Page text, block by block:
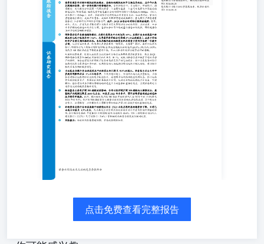
征，而基金与北向资金受市场风格影响处于减配状态，未来
风格切换或具备修复潜力。 投资要点： 保险资金近年来持
在银行总股本中比例达到4.9%，在银行自由流通盘中持股比
高水平（9.6%，未考虑单家保险公司持股5%以上的股东），
对资产负债久期匹配的诉求，未来在银行板块的配置比例与
具备进一步提升空间。从持仓偏好来看，险资布局具有显著
大蓝筹”特征，其中例如农业银行、邮储银行及工商银行的保
流通股比例分别达到23.5%、19.1%及14.9%，且在其AH股的
股比重均不低，显示出险资对稳健分红型品种的青睐。 从增
看，险资权益投资占比的提升为银行板块带来潜在增量资金
长期资金的入场也将持续优化银行股权结构，并为银行板块
配置增量。 主动基金在银行自由流通股本中的配置比例已降
境下，市场风格偏向成长型板块，主动基金对银行板块的持
较低水平。若后续市场风格切换至均衡状态，银行板块作为
银行、渝农商行及长沙银行等银行的流通盘中主动基金比重
点击免费查看完整报告